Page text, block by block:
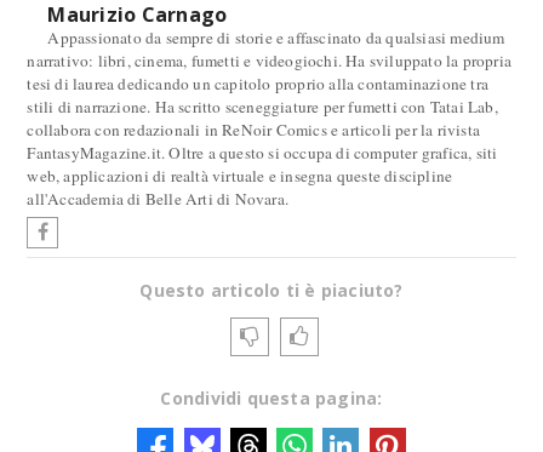
Maurizio Carnago
Appassionato da sempre di storie e affascinato da qualsiasi medium
narrativo: libri, cinema, fumetti e videogiochi. Ha sviluppato la propria
tesi di laurea dedicando un capitolo proprio alla contaminazione tra
stili di narrazione. Ha scritto sceneggiature per fumetti con Tatai Lab,
collabora con redazionali in ReNoir Comics e articoli per la rivista
FantasyMagazine.it. Oltre a questo si occupa di computer grafica, siti
web, applicazioni di realtà virtuale e insegna queste discipline
all'Accademia di Belle Arti di Novara.
Questo articolo ti è piaciuto?
Condividi questa pagina: